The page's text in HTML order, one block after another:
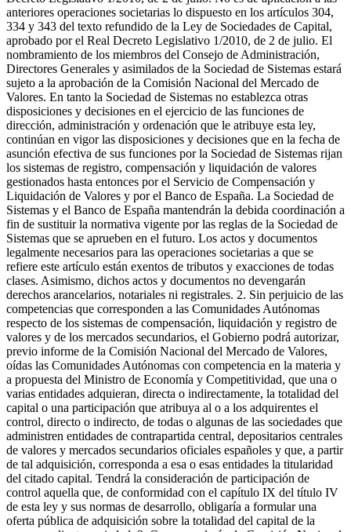
anteriores operaciones societarias lo dispuesto en los artículos 304,
334 y 343 del texto refundido de la Ley de Sociedades de Capital,
aprobado por el Real Decreto Legislativo 1/2010, de 2 de julio. El
nombramiento de los miembros del Consejo de Administración,
Directores Generales y asimilados de la Sociedad de Sistemas estará
sujeto a la aprobación de la Comisión Nacional del Mercado de
Valores. En tanto la Sociedad de Sistemas no establezca otras
disposiciones y decisiones en el ejercicio de las funciones de
dirección, administración y ordenación que le atribuye esta ley,
continúan en vigor las disposiciones y decisiones que en la fecha de
asunción efectiva de sus funciones por la Sociedad de Sistemas rijan
los sistemas de registro, compensación y liquidación de valores
gestionados hasta entonces por el Servicio de Compensación y
Liquidación de Valores y por el Banco de España. La Sociedad de
Sistemas y el Banco de España mantendrán la debida coordinación a
fin de sustituir la normativa vigente por las reglas de la Sociedad de
Sistemas que se aprueben en el futuro. Los actos y documentos
legalmente necesarios para las operaciones societarias a que se
refiere este artículo están exentos de tributos y exacciones de todas
clases. Asimismo, dichos actos y documentos no devengarán
derechos arancelarios, notariales ni registrales. 2. Sin perjuicio de las
competencias que corresponden a las Comunidades Autónomas
respecto de los sistemas de compensación, liquidación y registro de
valores y de los mercados secundarios, el Gobierno podrá autorizar,
previo informe de la Comisión Nacional del Mercado de Valores,
oídas las Comunidades Autónomas con competencia en la materia y
a propuesta del Ministro de Economía y Competitividad, que una o
varias entidades adquieran, directa o indirectamente, la totalidad del
capital o una participación que atribuya al o a los adquirentes el
control, directo o indirecto, de todas o algunas de las sociedades que
administren entidades de contrapartida central, depositarios centrales
de valores y mercados secundarios oficiales españoles y que, a partir
de tal adquisición, corresponda a esa o esas entidades la titularidad
del citado capital. Tendrá la consideración de participación de
control aquella que, de conformidad con el capítulo IX del título IV
de esta ley y sus normas de desarrollo, obligaría a formular una
oferta pública de adquisición sobre la totalidad del capital de la